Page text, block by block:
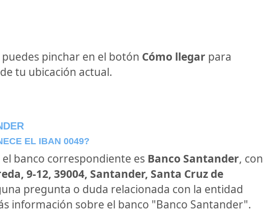
pinchar en el botón Cómo llegar para
tu ubicación actual.
EL IBAN 0049?
el banco correspondiente es Banco Santander, con
9-12, 39004, Santander, Santa Cruz de
pregunta o duda relacionada con la entidad
información sobre el banco "Banco Santander".